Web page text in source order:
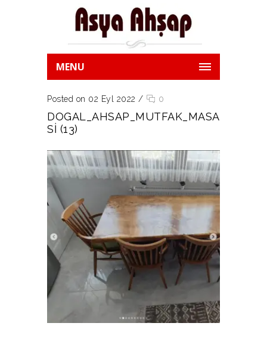
MENU
Posted on 02 Eyl 2022 / 0
DOGAL_AHSAP_MUTFAK_MASA
SI (13)